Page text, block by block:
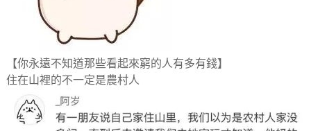
【你永遠不知道那些看起來窮的人有多有錢】
住在山裡的不一定是農村人